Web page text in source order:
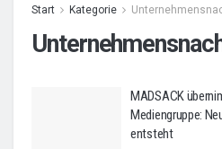
Start Kategorie
MADSACK
Mediengruppe:
entsteht